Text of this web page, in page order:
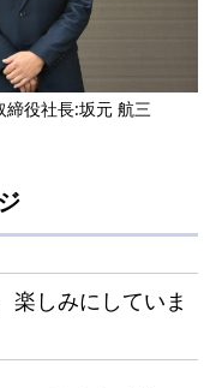
役社長:坂元 航三
楽しみにしていま